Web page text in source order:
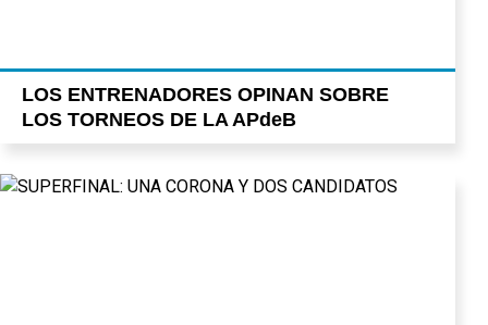
LOS ENTRENADORES OPINAN SOBRE
LOS TORNEOS DE LA APdeB